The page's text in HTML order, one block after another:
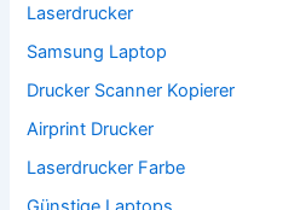
Laserdrucker
Samsung Laptop
Drucker Scanner Kopierer
Airprint Drucker
Laserdrucker Farbe